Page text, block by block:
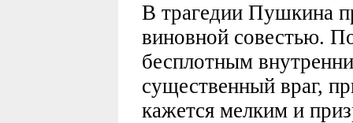
В трагедии Пушкина
виновной совестью.
бесплотным
существенный враг,
кажется мелким и